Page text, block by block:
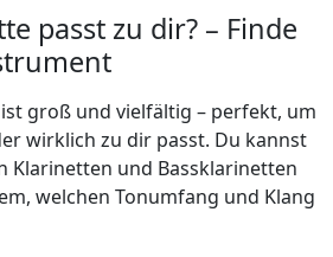
passt zu dir? – Finde
groß und vielfältig – perfekt, um
wirklich zu dir passt. Du kannst
Klarinetten und Bassklarinetten
welchen Tonumfang und Klang